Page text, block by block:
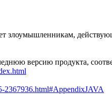
злоумышленникам,
версию продукта,
2367936.html#AppendixJAVA